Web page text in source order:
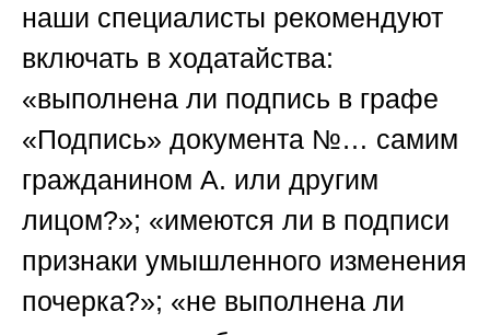
наши специалисты рекомендуют
включать в ходатайства:
«выполнена ли подпись в графе
«Подпись» документа №… самим
гражданином А. или другим
лицом?»; «имеются ли в подписи
признаки умышленного изменения
почерка?»; «не выполнена ли